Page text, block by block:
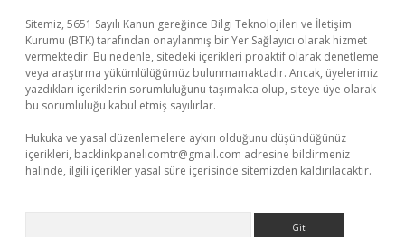
Sitemiz, 5651 Sayılı Kanun gereğince Bilgi Teknolojileri ve İletişim
Kurumu (BTK) tarafından onaylanmış bir Yer Sağlayıcı olarak hizmet
vermektedir. Bu nedenle, sitedeki içerikleri proaktif olarak denetleme
veya araştırma yükümlülüğümüz bulunmamaktadır. Ancak, üyelerimiz
yazdıkları içeriklerin sorumluluğunu taşımakta olup, siteye üye olarak
bu sorumluluğu kabul etmiş sayılırlar.
Hukuka ve yasal düzenlemelere aykırı olduğunu düşündüğünüz
içerikleri, backlinkpanelicomtr@gmail.com adresine bildirmeniz
halinde, ilgili içerikler yasal süre içerisinde sitemizden kaldırılacaktır.